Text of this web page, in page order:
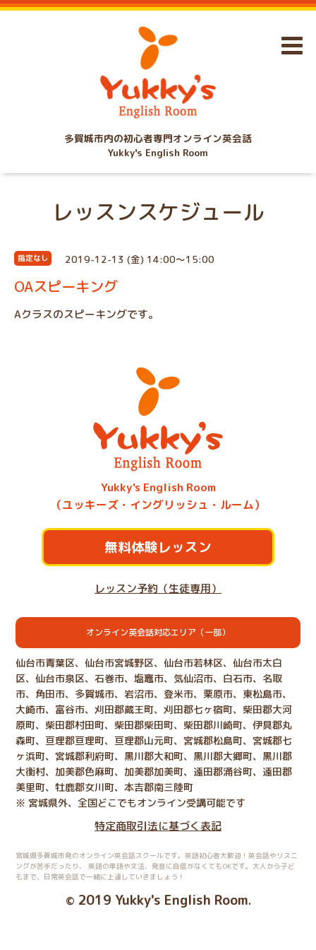
多賀城市内の初心者専門オンライン英会話
Yukky's English Room
レッスンスケジュール
指定なし 2019-12-13 (金) 14:00～15:00
OAスピーキング
Aクラスのスピーキングです。
Yukky's English Room
（ユッキーズ・イングリッシュ・ルーム）
無料体験レッスン
レッスン予約（生徒専用）
オンライン英会話対応エリア（一部）
仙台市青葉区、仙台市宮城野区、仙台市若林区、仙台市太白
区、仙台市泉区、石巻市、塩竈市、気仙沼市、白石市、名取
市、角田市、多賀城市、岩沼市、登米市、栗原市、東松島市、
大崎市、富谷市、刈田郡蔵王町、刈田郡七ヶ宿町、柴田郡大河
原町、柴田郡村田町、柴田郡柴田町、柴田郡川崎町、伊具郡丸
森町、亘理郡亘理町、亘理郡山元町、宮城郡松島町、宮城郡七
ヶ浜町、宮城郡利府町、黒川郡大和町、黒川郡大郷町、黒川郡
大衡村、加美郡色麻町、加美郡加美町、遠田郡涌谷町、遠田郡
美里町、牡鹿郡女川町、本吉郡南三陸町
※ 宮城県外、全国どこでもオンライン受講可能です
特定商取引法に基づく表記
宮城県多賀城市発のオンライン英会話スクールです。英語初心者大歓迎！英会話やリスニ
ングが苦手だったり、
英語の単語や文法、発音に自信がなくてもOKです。大人から子ど
もまで、日常英会話で一緒に上達していきましょう！
© 2019 Yukky's English Room.